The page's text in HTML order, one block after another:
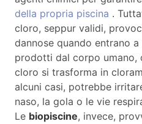
della propria piscina .
cloro, seppur validi,
dannose quando entrano
prodotti dal corpo umano,
cloro si trasforma in
alcuni casi, potrebbe
naso, la gola o le vie
Le biopiscine, invece,